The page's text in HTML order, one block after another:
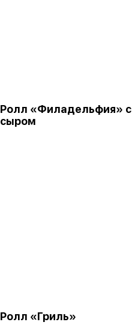
Ролл «Филадельфия» с
сыром
Ролл «Гриль»